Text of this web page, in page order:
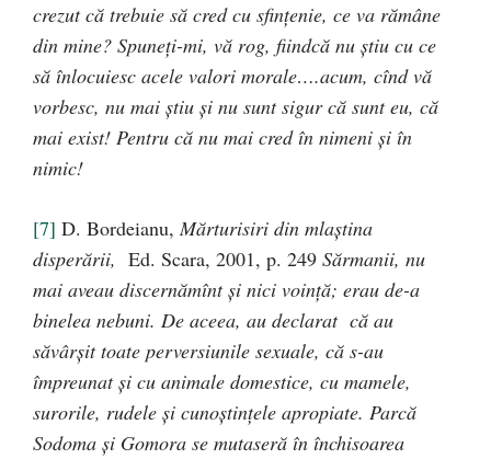
crezut că trebuie să cred cu sfinţenie, ce va rămâne
din mine? Spuneţi-mi, vă rog, fiindcă nu ştiu cu ce
să înlocuiesc acele valori morale….acum, cînd vă
vorbesc, nu mai ştiu şi nu sunt sigur că sunt eu, că
mai exist! Pentru că nu mai cred în nimeni şi în
nimic!
[7] D. Bordeianu, Mărturisiri din mlaştina
disperării, Ed. Scara, 2001, p. 249 Sărmanii, nu
mai aveau discernămînt şi nici voinţă; erau de-a
binelea nebuni. De aceea, au declarat că au
săvârşit toate perversiunile sexuale, că s-au
împreunat şi cu animale domestice, cu mamele,
surorile, rudele şi cunoştinţele apropiate. Parcă
Sodoma şi Gomora se mutaseră în închisoarea